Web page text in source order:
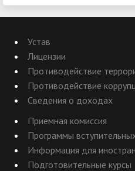
Устав
Лицензии
Противодействие
Противодействие
Сведения о доходах
Приемная комиссия
Программы
Информация для
Подготовительные курсы